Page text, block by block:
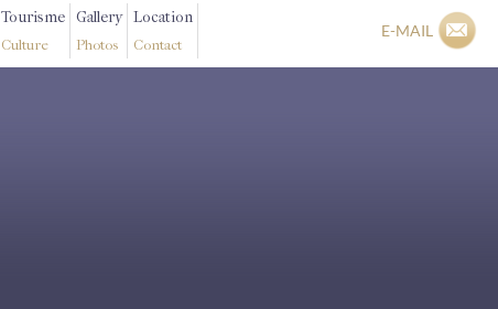
Tourisme
Culture
Gallery
Photos
Location
Contact
E-MAIL